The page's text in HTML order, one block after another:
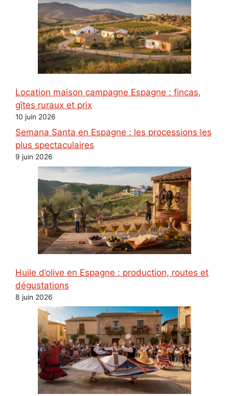
Location maison campagne Espagne : fincas,
gîtes ruraux et prix
10 juin 2026
Semana Santa en Espagne : les processions les
plus spectaculaires
9 juin 2026
Huile d’olive en Espagne : production, routes et
dégustations
8 juin 2026